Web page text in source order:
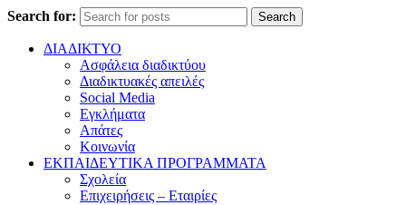
Search for: Search
ΔΙΑΔΙΚΤΥΟ
Ασφάλεια διαδικτύου
Διαδικτυακές απειλές
Social Media
Εγκλήματα
Απάτες
Κοινωνία
ΕΚΠΑΙΔΕΥΤΙΚΑ ΠΡΟΓΡΑΜΜΑΤΑ
Σχολεία
Επιχειρήσεις – Εταιρίες